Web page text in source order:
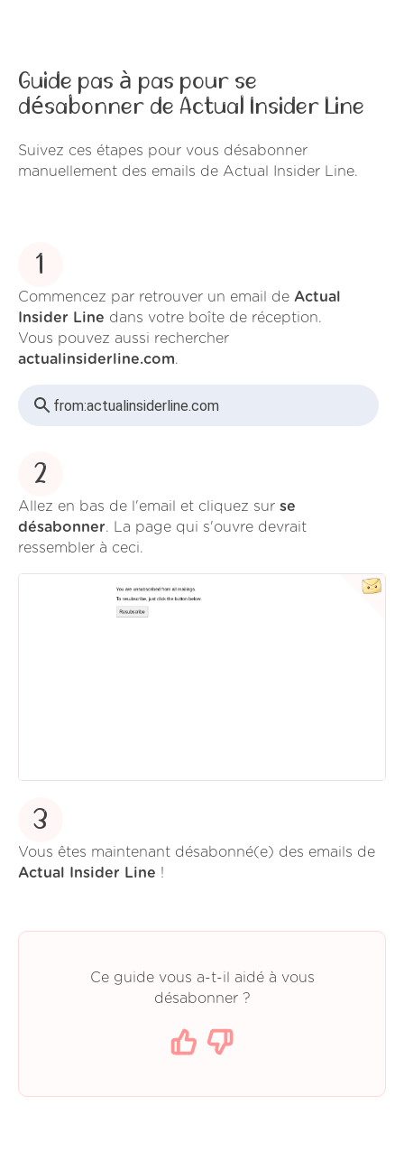
Guide pas à pas pour se
désabonner de Actual Insider Line
Suivez ces étapes pour vous désabonner
manuellement des emails de Actual Insider Line.
1
Commencez par retrouver un email de Actual
Insider Line dans votre boîte de réception.
Vous pouvez aussi rechercher
actualinsiderline.com.
from:actualinsiderline.com
2
Allez en bas de l'email et cliquez sur se
désabonner. La page qui s'ouvre devrait
ressembler à ceci.
3
Vous êtes maintenant désabonné(e) des emails de
Actual Insider Line !
Ce guide vous a-t-il aidé à vous
désabonner ?